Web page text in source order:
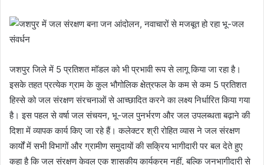
जशपुर जिले में 5 प्रतिशत मॉडल को भी प्रभावी रूप से लागू किया जा रहा है।
इसके तहत प्रत्येक ग्राम के कुल भौगोलिक क्षेत्रफल के कम से कम 5 प्रतिशत
हिस्से को जल संरक्षण संरचनाओं से आच्छादित करने का लक्ष्य निर्धारित किया गया
है। इस पहल से वर्षा जल संचयन, भू-जल पुनर्भरण और जल उपलब्धता बढ़ाने की
दिशा में व्यापक कार्य किए जा रहे हैं। कलेक्टर श्री रोहित व्यास ने जल संरक्षण
कार्यों में सभी विभागों और ग्रामीण समुदायों की सक्रिय भागीदारी पर बल देते हुए
कहा है कि जल संरक्षण केवल एक शासकीय कार्यक्रम नहीं, बल्कि जनभागीदारी से